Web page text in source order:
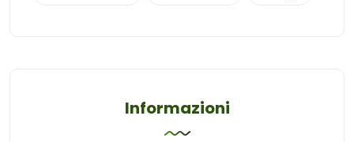
Informazioni